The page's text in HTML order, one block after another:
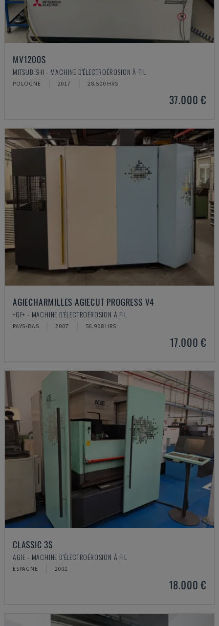
MV1200S
MITSUBISHI - MACHINE D'ÉLECTROÉROSION À FIL
POLOGNE 2017 28.500 HRS
37.000 €
AGIECHARMILLES AGIECUT PROGRESS V4
+GF+ - MACHINE D'ÉLECTROÉROSION À FIL
PAYS-BAS 2007 56.908 HRS
17.000 €
CLASSIC 3S
AGIE - MACHINE D'ÉLECTROÉROSION À FIL
ESPAGNE 2002
18.000 €